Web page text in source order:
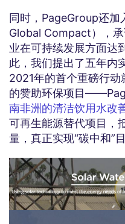
同时，PageGroup还加
Global Compact），
业在可持续发展方面达
此，我们提出了五年内
2021年的首个重磅行动
的赞助环保项目
南非洲的清洁饮用水改
可再生能源替代项目，
量，真正实现“碳中和”